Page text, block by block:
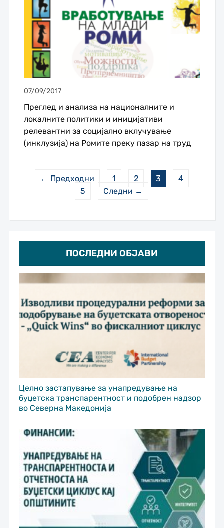
ПОСЛЕДНИ ОБЈАВИ
Целно застапување за унапредување на
буџетска транспарентност и подобрен надзор
во Северна Македонија
07/09/2017
Преглед и анализа на националните и
локалните политики и иницијативи
релевантни за социјално вклучување
(инклузија) на Ромите преку пазар на труд
← Предходни 1 2 3
4
5
Следни →